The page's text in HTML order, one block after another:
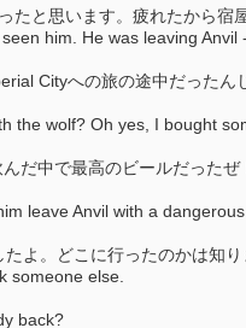
と思います。疲れたから宿
him. He was leaving
Cityへの旅の途中だった
the wolf? Oh yes, I bought
だ中で最高のビールだった
leave Anvil with a
よ。どこに行ったのかは知
someone else.
back?